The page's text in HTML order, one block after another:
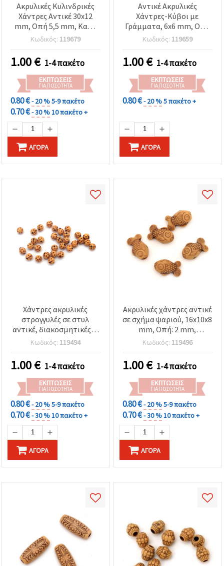
Ακρυλικές Κυλινδρικές
Χάντρες Αντικέ 30x12
mm, Οπή 5,5 mm, Καφέ
Χρώμα - 50 γρ. (~20 τεμ.)
Κωδικός: 119679
1.00€ 1-4 πακέτο
ΕΚΠΤΏΣΕΙΣ
ΓΙΑ ΠΟΣΌΤΗΤΑ
0.80 €- 20 %5-9 πακέτο
0.70 €- 30 %10 πακέτο +
ΑΓΟΡΆ
Αντικέ Ακρυλικές
Χάντρες-Κύβοι με
Γράμματα, 6x6 mm, Οπή
3 mm, Σκούρο Καφέ, 50
γρ. (~300 τεμ.)
Κωδικός: 119659
1.00€ 1-4 πακέτο
ΕΚΠΤΏΣΕΙΣ
ΓΙΑ ΠΟΣΌΤΗΤΑ
0.80 €- 20 %5 πακέτο +
ΑΓΟΡΆ
Χάντρες ακρυλικές
στρογγυλές σε στυλ
αντικέ, διακοσμητικές, 8
mm, τρύπα 2 mm, καφέ –
50 g (~130 τεμ.) για
χειροτεχνίες &
κοσμήματα
Κωδικός: 119494
1.00€ 1-4 πακέτο
ΕΚΠΤΏΣΕΙΣ
ΓΙΑ ΠΟΣΌΤΗΤΑ
0.80 €- 20 %5-9 πακέτο
0.70 €- 30 %10 πακέτο +
ΑΓΟΡΆ
Ακρυλικές χάντρες αντικέ
σε σχήμα ψαριού, 16x10x8
mm, Οπή: 2 mm,
Πορτοκαλί, 50 g (~60
τμχ.)
Κωδικός: 119496
1.00€ 1-4 πακέτο
ΕΚΠΤΏΣΕΙΣ
ΓΙΑ ΠΟΣΌΤΗΤΑ
0.80 €- 20 %5-9 πακέτο
0.70 €- 30 %10 πακέτο +
ΑΓΟΡΆ